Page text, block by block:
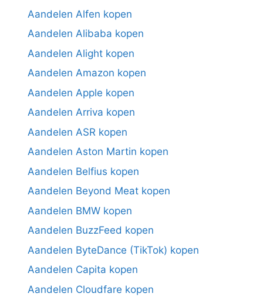
Aandelen Alfen kopen
Aandelen Alibaba kopen
Aandelen Alight kopen
Aandelen Amazon kopen
Aandelen Apple kopen
Aandelen Arriva kopen
Aandelen ASR kopen
Aandelen Aston Martin kopen
Aandelen Belfius kopen
Aandelen Beyond Meat kopen
Aandelen BMW kopen
Aandelen BuzzFeed kopen
Aandelen ByteDance (TikTok) kopen
Aandelen Capita kopen
Aandelen Cloudfare kopen